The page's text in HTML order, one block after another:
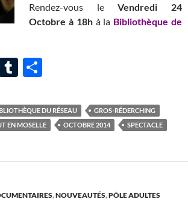
Rendez-vous leVendredi 24
Octobre à 18hà la Bibliothèque de
T
m
bl
ta
g
DU RÉSEAU
GROS-RÉDERCHING
EN MOSELLE
OCTOBRE 2014 SPECTACLE
,NOUVEAUTÉS,PÔLE ADULTES